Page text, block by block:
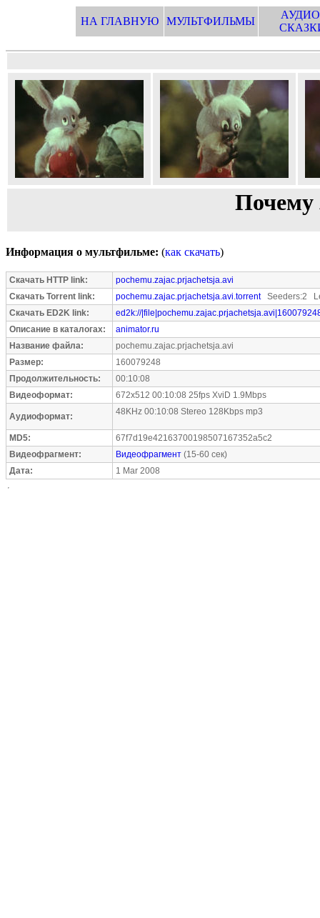
НА ГЛАВНУЮ МУЛЬТФИЛЬМЫ
Почему
Информация о мультфильме: (как скачать)
Скачать HTTP link:
pochemu.zajac.prjachetsja.avi
Скачать Torrent link:
pochemu.zajac.prjachetsja.avi.torrentSeeders:2
Скачать ED2K link:
ed2k://
Описание в каталогах:
animator.ru
Название файла:
pochemu.zajac.prjachetsja.avi
Размер:
160079248
Продолжительность:
00:10:08
Видеоформат:
672x512 00:10:08 25fps XviD 1.9Mbps
Аудиоформат: 48KHz 00:10:08 Stereo 128Kbps mp3
MD5:
67f7d19e42163700198507167352a5c2
Видеофрагмент:
Видеофрагмент (15-60 сек)
Дата:
1 Mar 2008